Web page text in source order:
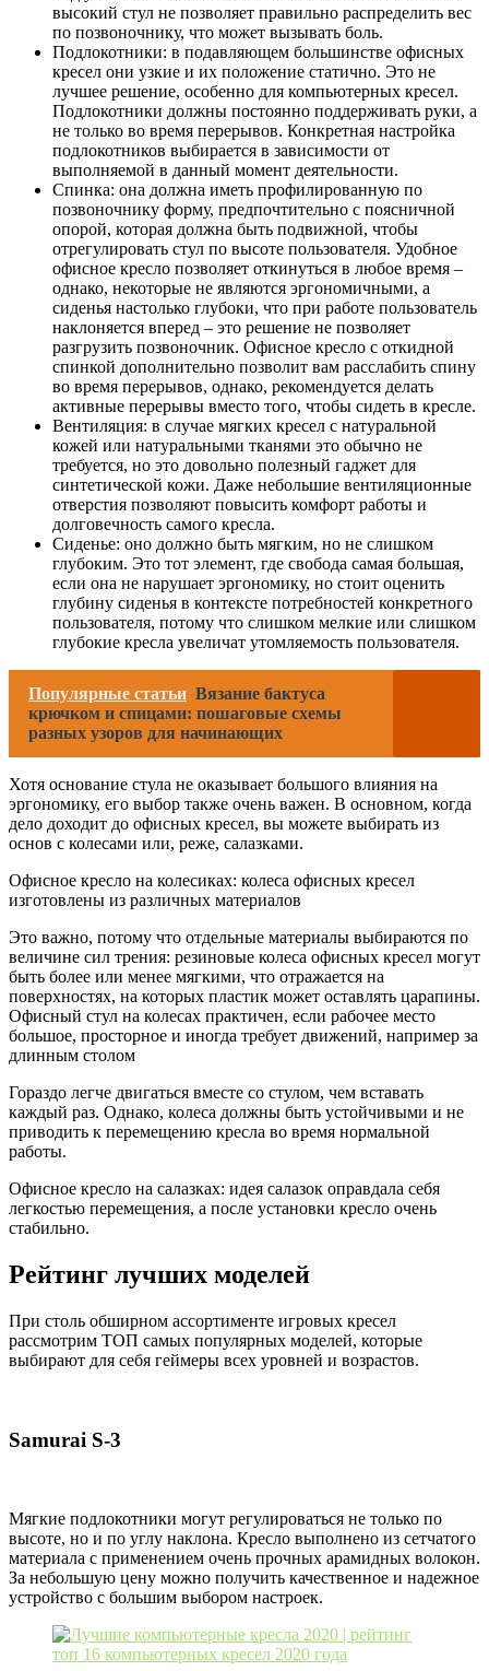
высокий стул не позволяет правильно распределить вес
по позвоночнику, что может вызывать боль.
Подлокотники: в подавляющем большинстве офисных
кресел они узкие и их положение статично. Это не
лучшее решение, особенно для компьютерных кресел.
Подлокотники должны постоянно поддерживать руки, а
не только во время перерывов. Конкретная настройка
подлокотников выбирается в зависимости от
выполняемой в данный момент деятельности.
Спинка: она должна иметь профилированную по
позвоночнику форму, предпочтительно с поясничной
опорой, которая должна быть подвижной, чтобы
отрегулировать стул по высоте пользователя. Удобное
офисное кресло позволяет откинуться в любое время –
однако, некоторые не являются эргономичными, а
сиденья настолько глубоки, что при работе пользователь
наклоняется вперед – это решение не позволяет
разгрузить позвоночник. Офисное кресло с откидной
спинкой дополнительно позволит вам расслабить спину
во время перерывов, однако, рекомендуется делать
активные перерывы вместо того, чтобы сидеть в кресле.
Вентиляция: в случае мягких кресел с натуральной
кожей или натуральными тканями это обычно не
требуется, но это довольно полезный гаджет для
синтетической кожи. Даже небольшие вентиляционные
отверстия позволяют повысить комфорт работы и
долговечность самого кресла.
Сиденье: оно должно быть мягким, но не слишком
глубоким. Это тот элемент, где свобода самая большая,
если она не нарушает эргономику, но стоит оценить
глубину сиденья в контексте потребностей конкретного
пользователя, потому что слишком мелкие или слишком
глубокие кресла увеличат утомляемость пользователя.
Популярные статьи Вязание бактуса
крючком и спицами: пошаговые схемы
разных узоров для начинающих
Хотя основание стула не оказывает большого влияния на
эргономику, его выбор также очень важен. В основном, когда
дело доходит до офисных кресел, вы можете выбирать из
основ с колесами или, реже, салазками.
Офисное кресло на колесиках: колеса офисных кресел
изготовлены из различных материалов
Это важно, потому что отдельные материалы выбираются по
величине сил трения: резиновые колеса офисных кресел могут
быть более или менее мягкими, что отражается на
поверхностях, на которых пластик может оставлять царапины.
Офисный стул на колесах практичен, если рабочее место
большое, просторное и иногда требует движений, например за
длинным столом
Гораздо легче двигаться вместе со стулом, чем вставать
каждый раз. Однако, колеса должны быть устойчивыми и не
приводить к перемещению кресла во время нормальной
работы.
Офисное кресло на салазках: идея салазок оправдала себя
легкостью перемещения, а после установки кресло очень
стабильно.
Рейтинг лучших моделей
При столь обширном ассортименте игровых кресел
рассмотрим ТОП самых популярных моделей, которые
выбирают для себя геймеры всех уровней и возрастов.
Samurai S-3
Мягкие подлокотники могут регулироваться не только по
высоте, но и по углу наклона. Кресло выполнено из сетчатого
материала с применением очень прочных арамидных волокон.
За небольшую цену можно получить качественное и надежное
устройство с большим выбором настроек.